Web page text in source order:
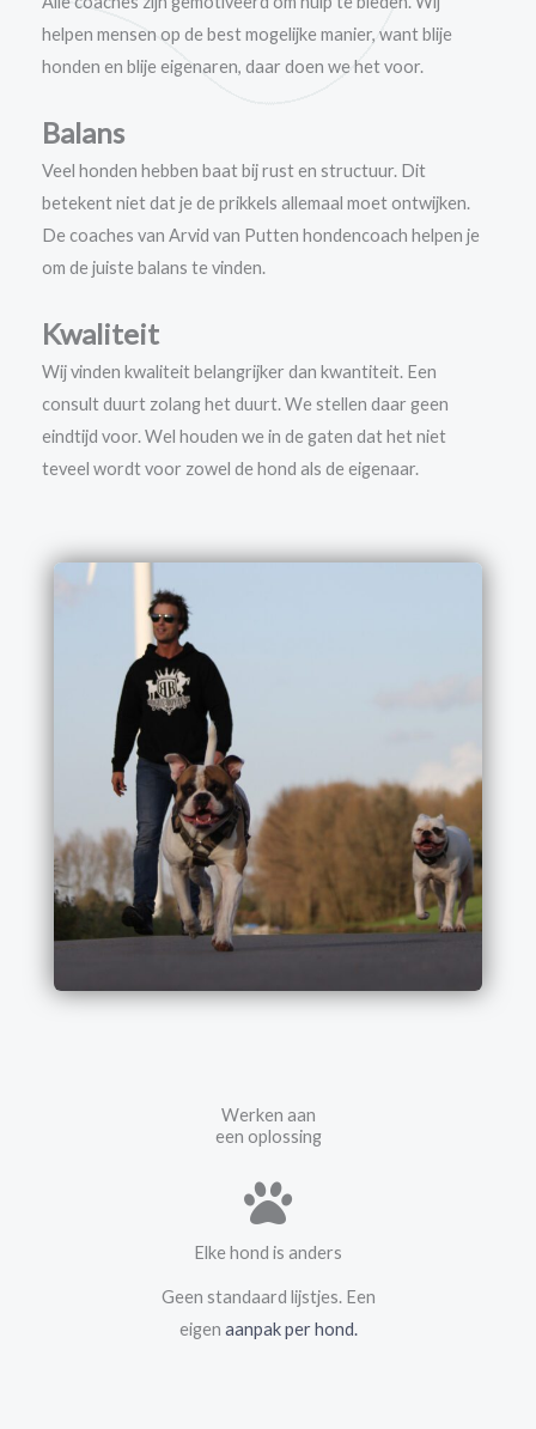
helpen mensen op de best mogelijke manier, want blije
honden en blije eigenaren, daar doen we het voor.
Balans
Veel honden hebben baat bij rust en structuur. Dit
betekent niet dat je de prikkels allemaal moet ontwijken.
De coaches van Arvid van Putten hondencoach helpen je
om de juiste balans te vinden.
Kwaliteit
Wij vinden kwaliteit belangrijker dan kwantiteit. Een
consult duurt zolang het duurt. We stellen daar geen
eindtijd voor. Wel houden we in de gaten dat het niet
teveel wordt voor zowel de hond als de eigenaar.
Werken aan
een oplossing
Elke hond is anders
Geen standaard lijstjes. Een
eigen aanpak per hond.